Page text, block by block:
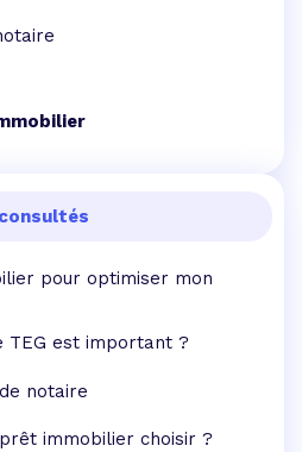
pour optimiser mon
TEG est important ?
notaire
immobilier choisir ?